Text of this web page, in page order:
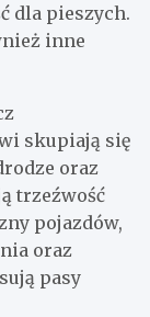
dla pieszych.
inne
skupiają się
oraz
trzeźwość
pojazdów,
oraz
pasy